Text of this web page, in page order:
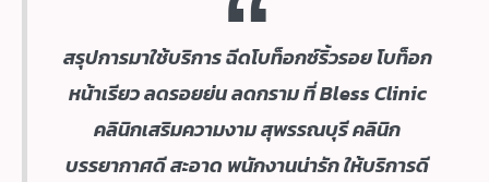
สรุปการมาใช้บริการ ฉีดโบท็อกซ์ริ้วรอย โบท็อก
หน้าเรียว ลดรอยย่น ลดกราม ที่ Bless Clinic
คลินิกเสริมความงาม สุพรรณบุรี คลินิก
บรรยากาศดี สะอาด พนักงานน่ารัก ให้บริการดี